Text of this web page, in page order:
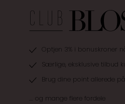
Optjen 3% i bonuskroner
Særlige, eksklusive tilbud
Brug dine point allerede
.... og mange flere fordele